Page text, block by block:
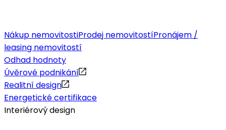
Nákup nemovitostiProdej nemovitostíPronájem /
leasing nemovitostí
Odhad hodnoty
Úvěrové podnikání
Realitní design
Energetické certifikace
Interiérový design